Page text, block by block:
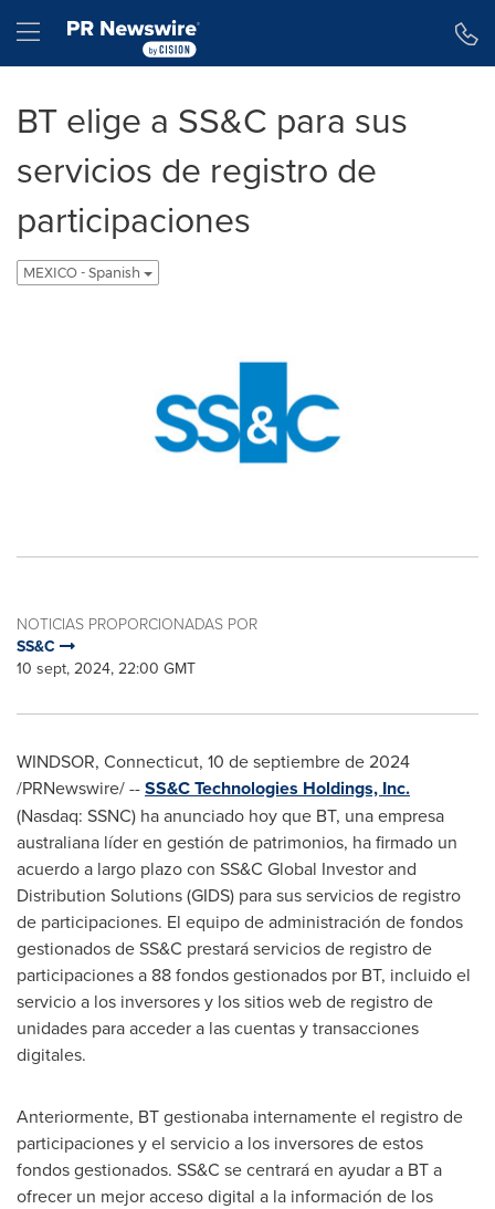
Hamburger menu
BT elige a SS&C para sus
servicios de registro de
participaciones
MEXICO - Spanish
NOTICIAS PROPORCIONADAS POR
SS&C
10 sept, 2024, 22:00 GMT
WINDSOR, Connecticut, 10 de septiembre de 2024
/PRNewswire/ --SS&C Technologies Holdings, Inc.
(Nasdaq: SSNC) ha anunciado hoy que BT, una empresa
australiana líder en gestión de patrimonios, ha firmado un
acuerdo a largo plazo con SS&C Global Investor and
Distribution Solutions (GIDS) para sus servicios de registro
de participaciones. El equipo de administración de fondos
gestionados de SS&C prestará servicios de registro de
participaciones a 88 fondos gestionados por BT, incluido el
servicio a los inversores y los sitios web de registro de
unidades para acceder a las cuentas y transacciones
digitales.
Anteriormente, BT gestionaba internamente el registro de
participaciones y el servicio a los inversores de estos
fondos gestionados. SS&C se centrará en ayudar a BT a
ofrecer un mejor acceso digital a la información de los